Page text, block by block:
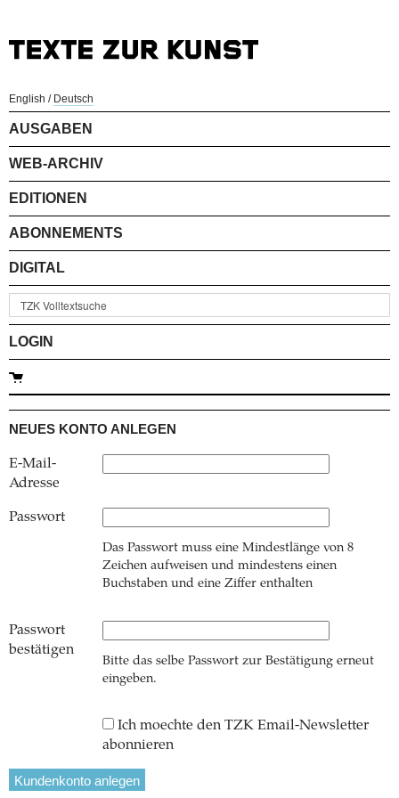
English / Deutsch
AUSGABEN
WEB-ARCHIV
EDITIONEN
ABONNEMENTS
DIGITAL
LOGIN
NEUES KONTO ANLEGEN
E-Mail-
Adresse
Passwort
Das Passwort muss eine Mindestlänge von 8
Zeichen aufweisen und mindestens einen
Buchstaben und eine Ziffer enthalten
Passwort
bestätigen
Bitte das selbe Passwort zur Bestätigung erneut
eingeben.
Ich moechte den TZK Email-Newsletter
abonnieren